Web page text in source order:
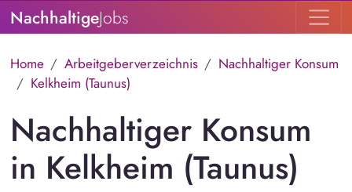
NachhaltigeJobs
Home Arbeitgeberverzeichnis
Nachhaltiger Konsum
Kelkheim (Taunus)
Nachhaltiger Konsum
in Kelkheim (Taunus)